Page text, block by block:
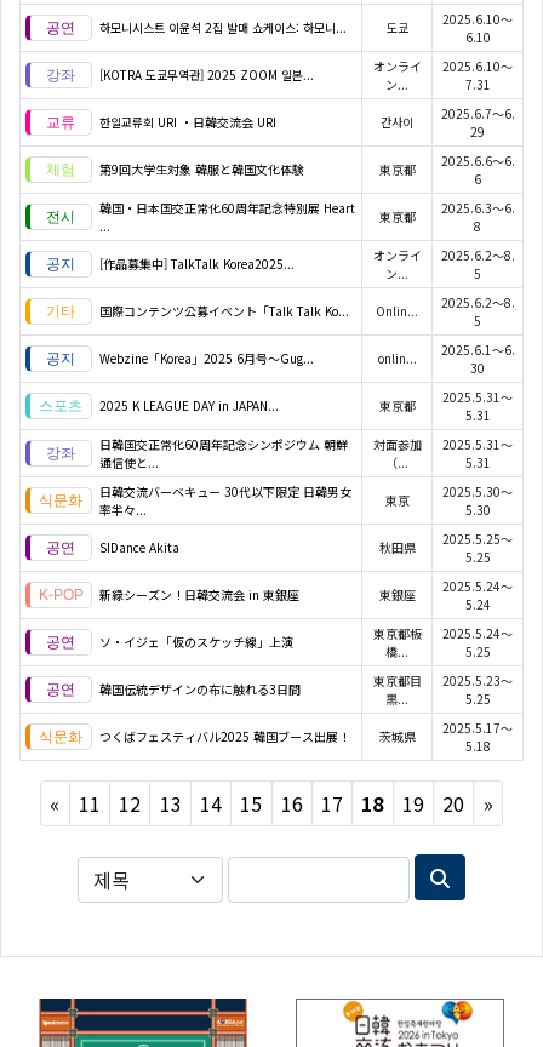
하모니시스트 이윤석 2집 발매 쇼케이스: 하모니... 도쿄
2025.6.10～
6.10
[KOTRA 도쿄무역관] 2025 ZOOM 일본...
オンライ
ン...
2025.6.10～
7.31
한일교류회 URI ・日韓交流会 URI 간사이
2025.6.7～6.
29
第9回大学生対象 韓服と韓国文化体験 東京都
2025.6.6～6.
6
韓国・日本国交正常化60周年記念特別展 Heart
...
東京都
2025.6.3～6.
8
[作品募集中] TalkTalk Korea2025...
オンライ
ン...
2025.6.2～8.
5
国際コンテンツ公募イベント「Talk Talk Ko... Onlin...
2025.6.2～8.
5
Webzine「Korea」2025 6月号～Gug... onlin...
2025.6.1～6.
30
2025 K LEAGUE DAY in JAPAN... 東京都
2025.5.31～
5.31
日韓国交正常化60周年記念シンポジウム 朝鮮
通信使と...
対面参加
（...
2025.5.31～
5.31
日韓交流バーベキュー 30代以下限定 日韓男女
率半々...
東京
2025.5.30～
5.30
SIDance Akita 秋田県
2025.5.25～
5.25
新緑シーズン！日韓交流会 in 東銀座 東銀座
2025.5.24～
5.24
ソ・イジェ「仮のスケッチ線」上演
東京都板
橋...
2025.5.24～
5.25
韓国伝統デザインの布に触れる3日間
東京都目
黒...
2025.5.23～
5.25
つくばフェスティバル2025 韓国ブース出展！ 茨城県
2025.5.17～
5.18
« Previous
11 12 13 14 15 16 17 18 19 20 »Next